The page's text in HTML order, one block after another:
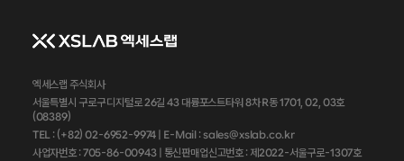
엑세스랩 주식회사
서울특별시 구로구 디지털로 26길 43 대륭포스트타워 8차 R동 1701, 02, 03호
(08389)
TEL : (+82) 02-6952-9974 |
E-Mail : sales@xslab.co.kr
사업자번호 : 705-86-00943| 통신판매업신고번호 : 제2022-서울구로-1307호